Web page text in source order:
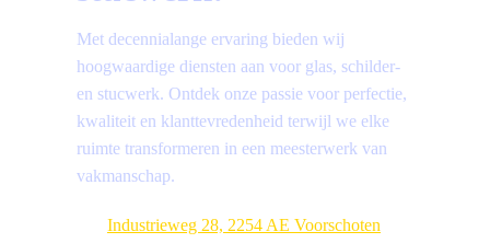
Met decennialange ervaring bieden wij
hoogwaardige diensten aan voor glas, schilder-
en stucwerk. Ontdek onze passie voor perfectie,
kwaliteit en klanttevredenheid terwijl we elke
ruimte transformeren in een meesterwerk van
vakmanschap.
Industrieweg 28, 2254 AE Voorschoten